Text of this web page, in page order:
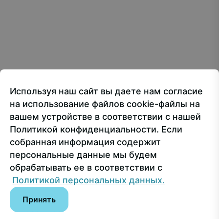
Используя наш сайт вы даете нам согласие
на использование файлов cookie-файлы на
вашем устройстве в соответствии с нашей
Политикой конфиденциальности. Если
собранная информация содержит
персональные данные мы будем
обрабатывать ее в соответствии с
Политикой персональных данных.
Принять
Приёмная комиссия +7 499 748-32-20
+7 499 160-92-00 (доб. 1191)
© РГУ СоцТех
Сведения об образовательной организации